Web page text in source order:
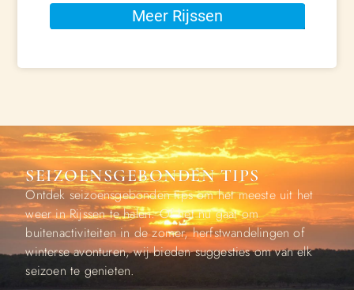
SEIZOENSGEBONDEN TIPS
Ontdek seizoensgebonden tips om het meeste uit het
weer in Rijssen te halen. Of het nu gaat om
buitenactiviteiten in de zomer, herfstwandelingen of
winterse avonturen, wij bieden suggesties om van elk
seizoen te genieten.